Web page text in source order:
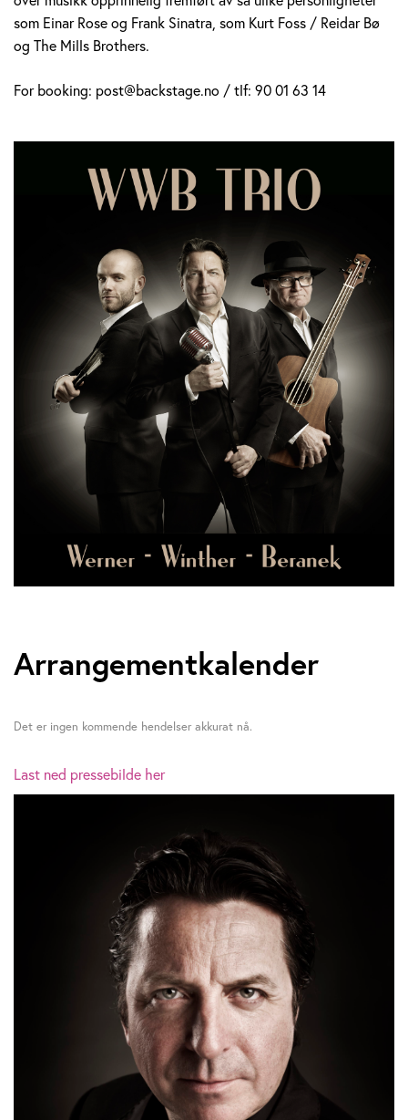
som Einar Rose og Frank Sinatra, som Kurt Foss / Reidar Bø
og The Mills Brothers.
For booking: post@backstage.no / tlf: 90 01 63 14
Arrangementkalender
Det er ingen kommende hendelser akkurat nå.
Last ned pressebilde her